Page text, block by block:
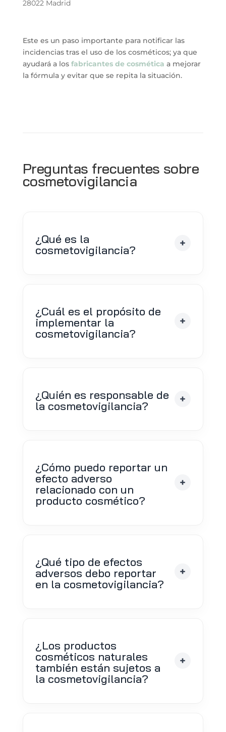
28022 Madrid
Este es un paso importante para notificar las
incidencias tras el uso de los cosméticos; ya que
ayudará a los fabricantes de cosmética a mejorar
la fórmula y evitar que se repita la situación.
Preguntas frecuentes sobre
cosmetovigilancia
¿Qué es la
cosmetovigilancia?
¿Cuál es el propósito de
implementar la
cosmetovigilancia?
¿Quién es responsable de
la cosmetovigilancia?
¿Cómo puedo reportar un
efecto adverso
relacionado con un
producto cosmético?
¿Qué tipo de efectos
adversos debo reportar
en la cosmetovigilancia?
¿Los productos
cosméticos naturales
también están sujetos a
la cosmetovigilancia?